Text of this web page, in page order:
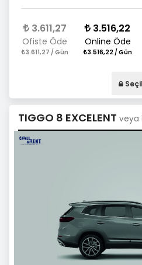
3.611,27
Ofiste Öde
3.611,27 / Gün
3.516,22
Online Öde
3.516,22 / Gün
TIGGO 8 EXCELENT veya